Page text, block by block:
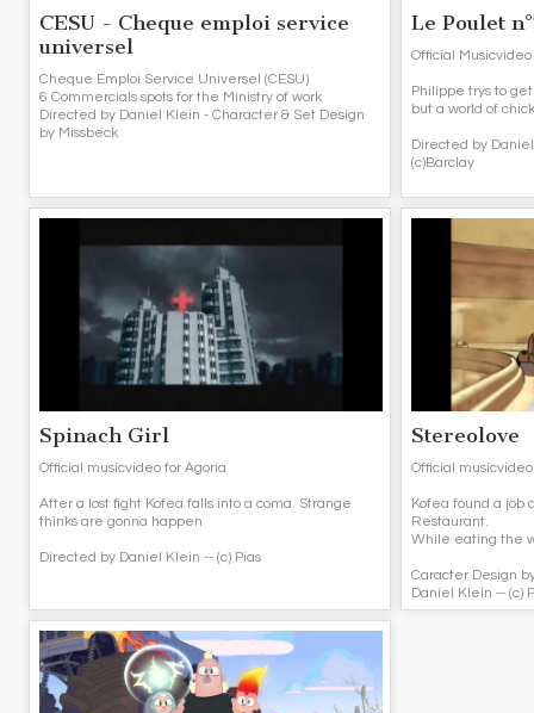
CESU - Cheque emploi service
universel
Cheque Emploi Service Universel (CESU)
6 Commercials spots for the Ministry of work
Directed by Daniel Klein - Character & Set Design
by Missbeck
Le Poulet
Official
Philippe trys to
but a world of
Directed by
(c)Barclay
Spinach Girl
Official musicvideo for Agoria
After a lost fight Kofea falls into a coma. Strange
thinks are gonna happen
Directed by Daniel Klein -- (c) Pias
Stereolove
Official
Kofea found a job
Restaurant.
While eating the
Caracter Design
Daniel Klein -- (c)